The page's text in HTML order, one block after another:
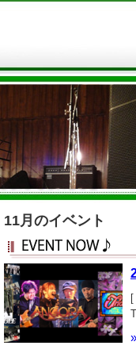
11月のイベント